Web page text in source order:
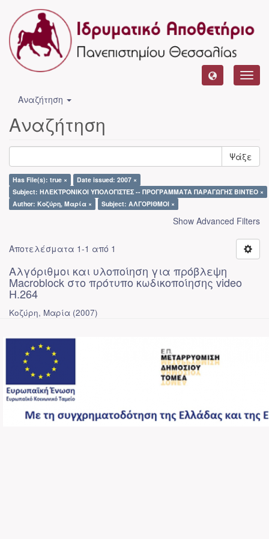
Αναζήτηση
Αναζήτηση
Ψάξε
Has File(s): true ×
Date issued: 2007 ×
Subject: ΗΛΕΚΤΡΟΝΙΚΟΙ ΥΠΟΛΟΓΙΣΤΕΣ -- ΠΡΟΓΡΑΜΜΑΤΑ ΠΑΡΑΓΩΓΗΣ ΒΙΝΤΕΟ ×
Author: Κοζύρη, Μαρία ×
Subject: ΑΛΓΟΡΙΘΜΟΙ ×
Show Advanced Filters
Αποτελέσματα 1-1 από 1
Αλγόριθμοι και υλοποίηση για πρόβλεψη
Macroblock στο πρότυπο κωδικοποίησης video
H.264
Κοζύρη, Μαρία (2007)